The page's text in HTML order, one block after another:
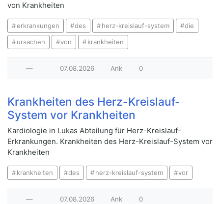
von Krankheiten
erkrankungen des herz-kreislauf-system die
ursachen von krankheiten
— 07.08.2026 Ank 0
Krankheiten des Herz-Kreislauf-
System vor Krankheiten
Kardiologie in Lukas Abteilung für Herz-Kreislauf-
Erkrankungen. Krankheiten des Herz-Kreislauf-System vor
Krankheiten
krankheiten des herz-kreislauf-system vor
— 07.08.2026 Ank 0